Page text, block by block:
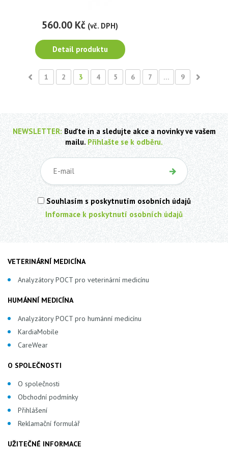
560.00 Kč (vč. DPH)
Detail produktu
1 2 3 4 5 6 7 … 9
NEWSLETTER: Buďte in a sledujte akce a novinky ve vašem
mailu. Přihlašte se k odběru.
Souhlasím s poskytnutím osobních údajů
Informace k poskytnutí osobních údajů
VETERINÁRNÍ MEDICÍNA
Analyzátory POCT pro veterinární medicínu
HUMÁNNÍ MEDICÍNA
Analyzátory POCT pro humánní medicínu
KardiaMobile
CareWear
O SPOLEČNOSTI
O společnosti
Obchodní podmínky
Přihlášení
Reklamační formulář
UŽITEČNÉ INFORMACE